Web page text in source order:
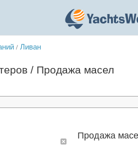
/ Ливан
/ Продажа масел
Продажа